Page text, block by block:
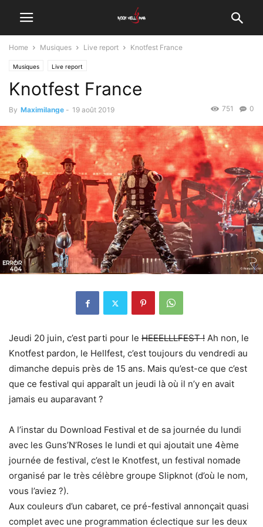
Home Musiques Live report Knotfest France
Musiques Live report
Knotfest France
By Maximilange - 19 août 2019 0
751
Jeudi 20 juin, c’est parti pour le HEEELLLFEST ! Ah non, le
Knotfest pardon, le Hellfest, c’est toujours du vendredi au
dimanche depuis près de 15 ans. Mais qu’est-ce que c’est
que ce festival qui apparaît un jeudi là où il n’y en avait
jamais eu auparavant ?
A l’instar du Download Festival et de sa journée du lundi
avec les Guns’N’Roses le lundi et qui ajoutait une 4ème
journée de festival, c’est le Knotfest, un festival nomade
organisé par le très célèbre groupe Slipknot (d’où le nom,
vous l’aviez ?).
Aux couleurs d’un cabaret, ce pré-festival annonçait quasi
complet avec une programmation éclectique sur les deux